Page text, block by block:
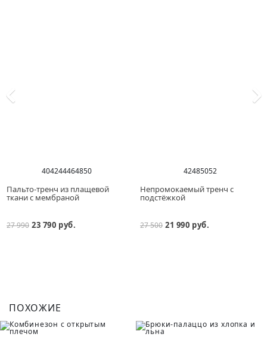
404244464850
Пальто-тренч из плащевой
ткани с мембраной
27 990 23 790 руб.
42485052
Непромокаемый тренч с
подстёжкой
27 500 21 990 руб.
ПОХОЖИЕ